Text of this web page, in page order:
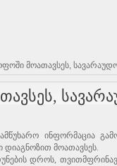
მოათავსეს,
ინფორმაცია
დიაგნოზით მოათავსეს.
დროს,